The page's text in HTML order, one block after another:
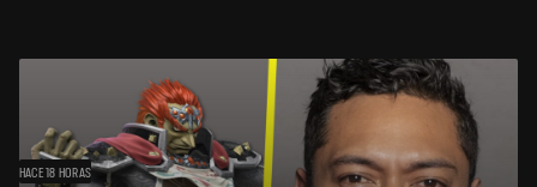
HACE 18 HORAS